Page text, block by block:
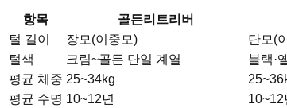
항목 골든리트리버
털 길이
장모(이중모)
단모(
털색
크림~골든 단일 계열
블랙·
평균 체중 25~34kg
평균 수명 10~12년
10~12